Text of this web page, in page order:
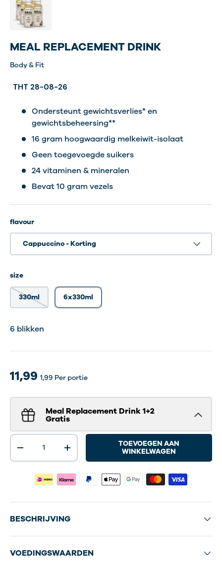
MEAL REPLACEMENT DRINK
Body & Fit
THT 28-08-26
Ondersteunt gewichtsverlies* en
gewichtsbeheersing**
16 gram hoogwaardig melkeiwit-isolaat
Geen toegevoegde suikers
24 vitaminen & mineralen
Bevat 10 gram vezels
flavour
Cappuccino - Korting
size
330ml 6x330ml
1 blikken
6 blikken
11,99 1,99 Per portie
Meal Replacement Drink 1+2
Gratis
Aantal
-
+
TOEVOEGEN AAN
WINKELWAGEN
BESCHRIJVING
VOEDINGSWAARDEN